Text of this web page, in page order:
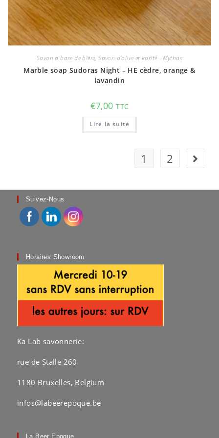
Savon à base de bière,Savon d'olive et karité - Mythas
Marble soap Sudoras Night – HE cèdre, orange &
lavandin
€7,00 TTC
Lire la suite
1 2
Suivez-Nous
Horaires Showroom
Ka Lab savonnerie:
rue de Stalle 260
1180 Bruxelles, Belgium
infos@labeerepoque.be
La Beer Epoque